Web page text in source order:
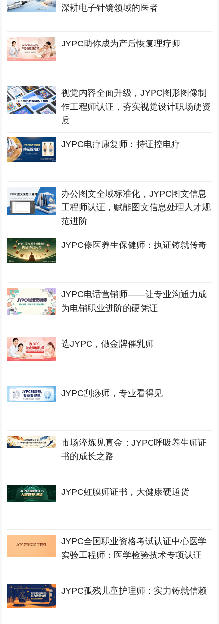
深耕电子针镜领域的医者
JYPC助你成为产后恢复理疗师
视觉内容全面升级，JYPC图形图像制
作工程师认证，夯实视觉设计职场硬资
质
JYPC电疗康复师：持证控电疗
办公图文全域标准化，JYPC图文信息
工程师认证，赋能图文信息处理人才规
范进阶
JYPC傣医养生保健师：执证铸就传奇
JYPC电话营销师——让专业沟通力成
为电销职业进阶的硬凭证
选JYPC，做金牌催乳师
JYPC刮痧师，专业看得见
市场淬炼见真金：JYPC呼吸养生师证
书的成长之路
JYPC虹膜师证书，大健康硬通货
JYPC全国职业资格考试认证中心医学
实验工程师：医学检验技术专项认证
JYPC孤残儿童护理师：实力铸就信赖